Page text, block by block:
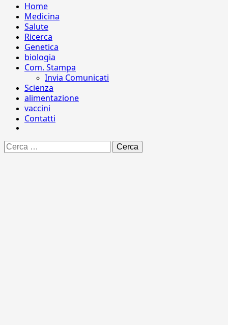
Home
Medicina
Salute
Ricerca
Genetica
biologia
Com. Stampa
Invia Comunicati
Scienza
alimentazione
vaccini
Contatti
Ricerca
per: